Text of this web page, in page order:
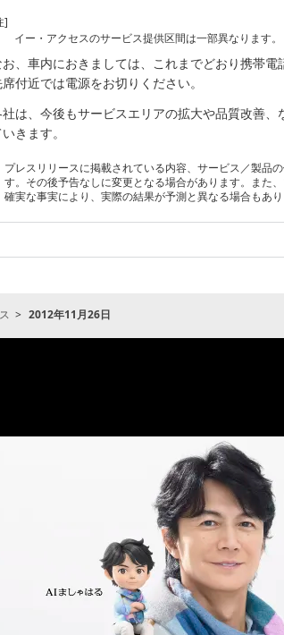
]
イー・アクセスのサービス提供区間は一部異なります。
、車内におきましては、これまでどおり携帯
付近では電源をお切りください。
は、今後もサービスエリアの拡大や品質改善
きます。
プレスリリースに掲載されている内容、サービス／製品
す。その後予告なしに変更となる場合があります。また
確実な事実により、実際の結果が予測と異なる場合もあ
2012年11月26日